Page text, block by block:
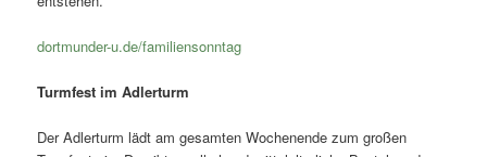
dortmunder-u.de/familiensonntag
Turmfest im Adlerturm
Der Adlerturm lädt am gesamten Wochenende zum großen